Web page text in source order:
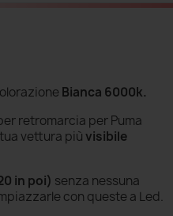
Bianca 6000k.
retromarcia per Puma
vettura più visibile
in poi) senza nessuna
con queste a Led.